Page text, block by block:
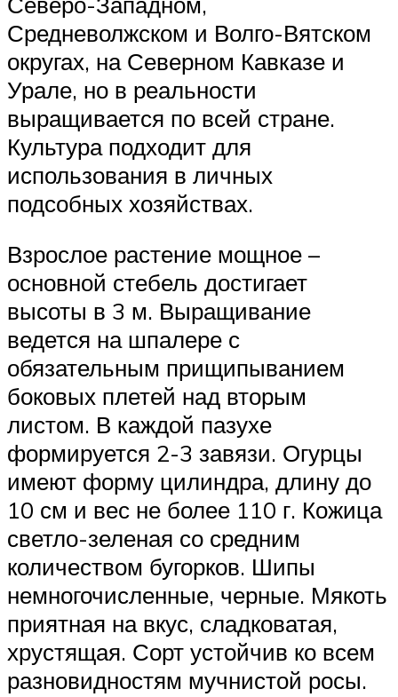
Средневолжском и Волго-Вятском
округах, на Северном Кавказе и
Урале, но в реальности
выращивается по всей стране.
Культура подходит для
использования в личных
подсобных хозяйствах.
Взрослое растение мощное –
основной стебель достигает
высоты в 3 м. Выращивание
ведется на шпалере с
обязательным прищипыванием
боковых плетей над вторым
листом. В каждой пазухе
формируется 2-3 завязи. Огурцы
имеют форму цилиндра, длину до
10 см и вес не более 110 г. Кожица
светло-зеленая со средним
количеством бугорков. Шипы
немногочисленные, черные. Мякоть
приятная на вкус, сладковатая,
хрустящая. Сорт устойчив ко всем
разновидностям мучнистой росы.